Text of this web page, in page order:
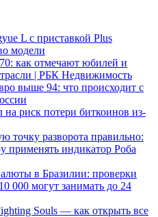
L с приставкой Plus
модели
как отмечают юбилей и
| РБК Недвижимость
выше 94: что происходит с
на риск потери биткоинов из-
разворота правильно:
применять индикатор Роба
в Бразилии: проверки
000 могут занимать до 24
Souls — как открыть все